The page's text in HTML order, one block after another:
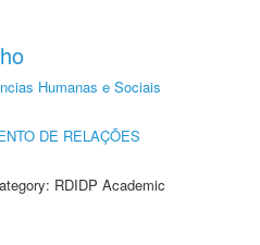
Humanas e Sociais
DE RELAÇÕES
RDIDP Academic